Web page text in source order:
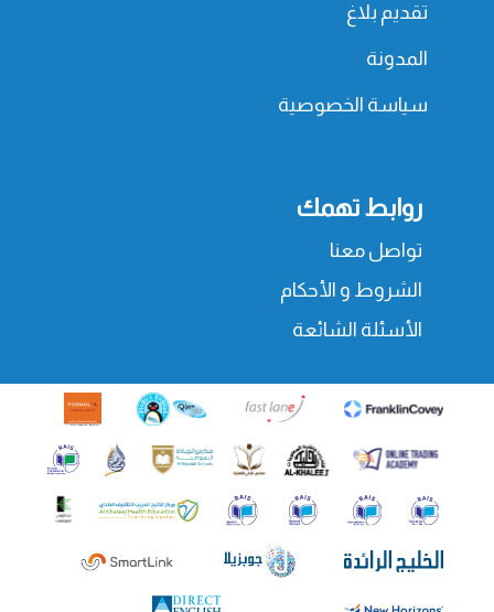
تقديم بلاغ
المدونة
سياسة الخصوصية
روابط تهمك
تواصل معنا
الشروط و الأحكام
الأسئلة الشائعة